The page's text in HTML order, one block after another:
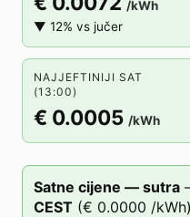
/kWh
▼ 12% vs jučer
NAJJEFTINIJI SAT
(13:00)
€ 0.0005 /kWh
Satne cijene — sutra
CEST (€ 0.0000 /